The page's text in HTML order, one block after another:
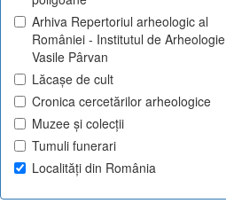
Arhiva Repertoriul arheologic al
României - Institutul de Arheologie
Vasile Pârvan
Lăcașe de cult
Cronica cercetărilor arheologice
Muzee și colecții
Tumuli funerari
Localități din România